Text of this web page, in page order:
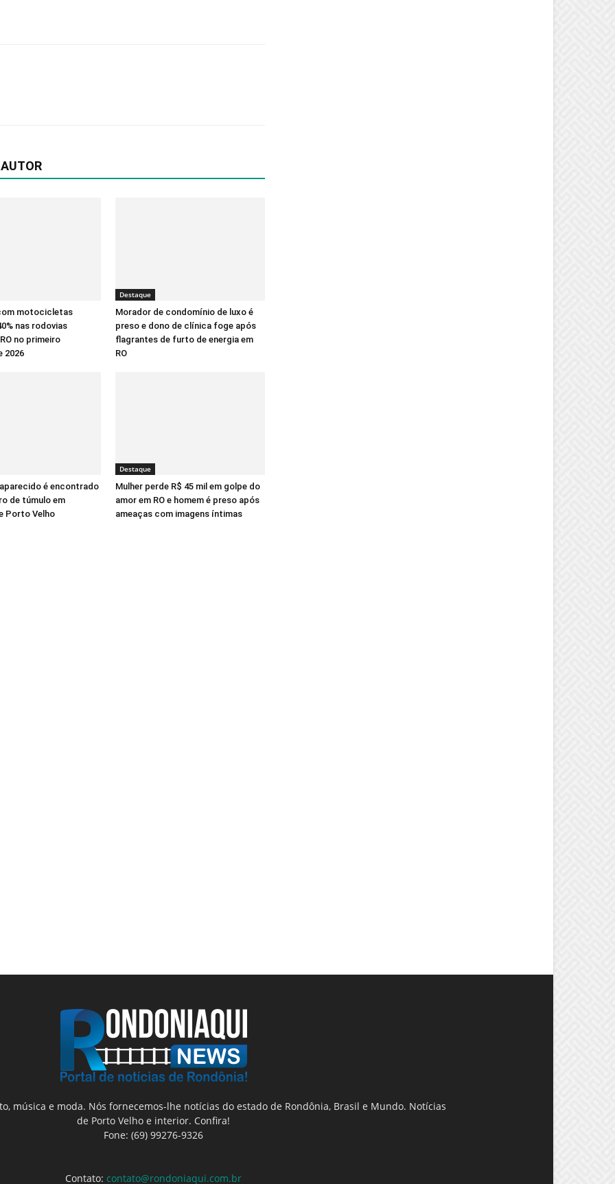
motocicletas
nas rodovias
no primeiro
2026
Destaque
Morador de condomínio de luxo é
preso e dono de clínica foge após
flagrantes de furto de energia em
RO
é encontrado
de túmulo em
Porto Velho
Destaque
Mulher perde R$ 45 mil em golpe do
amor em RO e homem é preso após
ameaças com imagens íntimas
música e moda. Nós fornecemos-lhe notícias do estado de Rondônia, Brasil e Mundo. Notícias
de Porto Velho e interior. Confira!
Fone: (69) 99276-9326
Contato: contato@rondoniaqui.com.br